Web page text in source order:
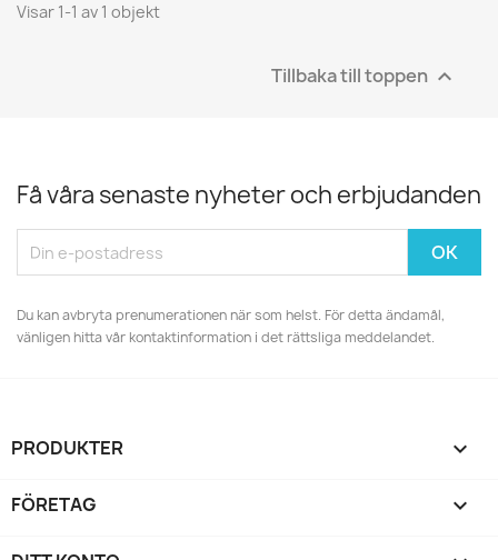
Visar 1-1 av 1 objekt
Tillbaka till toppen 
Få våra senaste nyheter och erbjudanden
Du kan avbryta prenumerationen när som helst. För detta ändamål,
vänligen hitta vår kontaktinformation i det rättsliga meddelandet.
PRODUKTER 
FÖRETAG 